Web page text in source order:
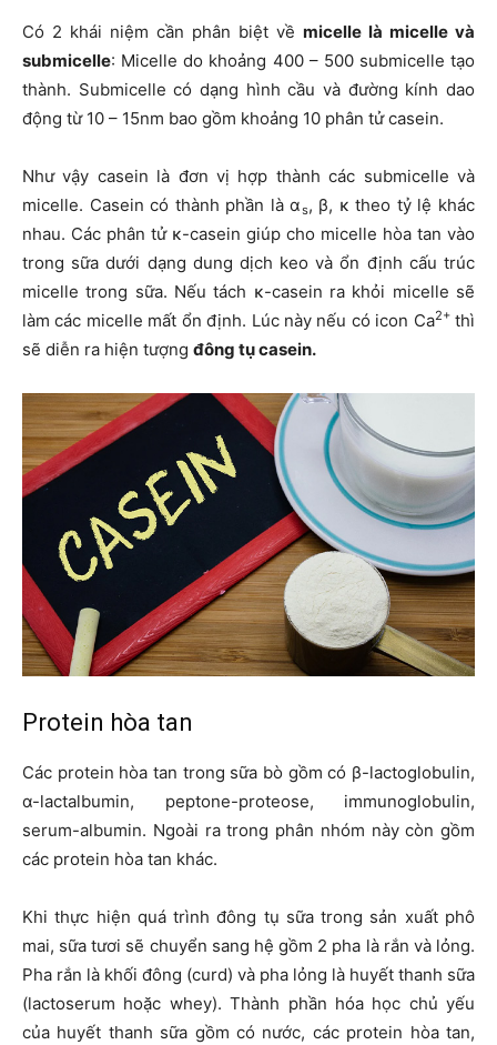
Có 2 khái niệm cần phân biệt về micelle là micelle và
submicelle: Micelle do khoảng 400 – 500 submicelle tạo
thành. Submicelle có dạng hình cầu và đường kính dao
động từ 10 – 15nm bao gồm khoảng 10 phân tử casein.
Như vậy casein là đơn vị hợp thành các submicelle và
micelle. Casein có thành phần là αs, β, κ theo tỷ lệ khác
nhau. Các phân tử κ-casein giúp cho micelle hòa tan vào
trong sữa dưới dạng dung dịch keo và ổn định cấu trúc
micelle trong sữa. Nếu tách κ-casein ra khỏi micelle sẽ
làm các micelle mất ổn định. Lúc này nếu có icon Ca2+thì
sẽ diễn ra hiện tượng đông tụ casein.
Protein hòa tan
Các protein hòa tan trong sữa bò gồm có β-lactoglobulin,
α-lactalbumin, peptone-proteose, immunoglobulin,
serum-albumin. Ngoài ra trong phân nhóm này còn gồm
các protein hòa tan khác.
Khi thực hiện quá trình đông tụ sữa trong sản xuất phô
mai, sữa tươi sẽ chuyển sang hệ gồm 2 pha là rắn và lỏng.
Pha rắn là khối đông (curd) và pha lỏng là huyết thanh sữa
(lactoserum hoặc whey). Thành phần hóa học chủ yếu
của huyết thanh sữa gồm có nước, các protein hòa tan,